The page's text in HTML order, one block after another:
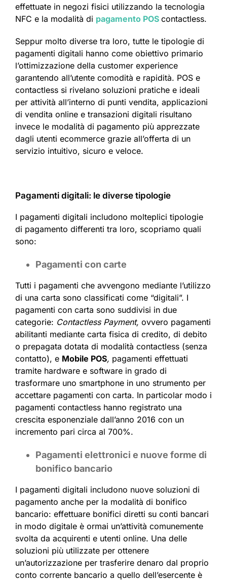
effettuate in negozi fisici utilizzando la tecnologia
NFC e la modalità di pagamento POS contactless.
Seppur molto diverse tra loro, tutte le tipologie di
pagamenti digitali hanno come obiettivo primario
l’ottimizzazione della customer experience
garantendo all’utente comodità e rapidità. POS e
contactless si rivelano soluzioni pratiche e ideali
per attività all’interno di punti vendita, applicazioni
di vendita online e transazioni digitali risultano
invece le modalità di pagamento più apprezzate
dagli utenti ecommerce grazie all’offerta di un
servizio intuitivo, sicuro e veloce.
Pagamenti digitali: le diverse tipologie
I pagamenti digitali includono molteplici tipologie
di pagamento differenti tra loro, scopriamo quali
sono:
Pagamenti con carte
Tutti i pagamenti che avvengono mediante l’utilizzo
di una carta sono classificati come “digitali”. I
pagamenti con carta sono suddivisi in due
categorie: Contactless Payment, ovvero pagamenti
abilitanti mediante carta fisica di credito, di debito
o prepagata dotata di modalità contactless (senza
contatto), e Mobile POS, pagamenti effettuati
tramite hardware e software in grado di
trasformare uno smartphone in uno strumento per
accettare pagamenti con carta. In particolar modo i
pagamenti contactless hanno registrato una
crescita esponenziale dall’anno 2016 con un
incremento pari circa al 700%.
Pagamenti elettronici e nuove forme di
bonifico bancario
I pagamenti digitali includono nuove soluzioni di
pagamento anche per la modalità di bonifico
bancario: effettuare bonifici diretti su conti bancari
in modo digitale è ormai un’attività comunemente
svolta da acquirenti e utenti online. Una delle
soluzioni più utilizzate per ottenere
un’autorizzazione per trasferire denaro dal proprio
conto corrente bancario a quello dell’esercente è